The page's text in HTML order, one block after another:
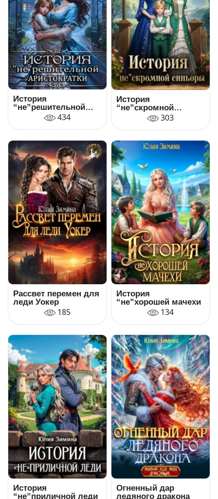
История
“не”решительной
аристократки
434
История
“не”скромной
синьоры
303
Рассвет перемен для
леди Уокер
185
История
“не”хорошей мачехи
134
История
“не”приличной леди
Огненный дар
ледяного дракона